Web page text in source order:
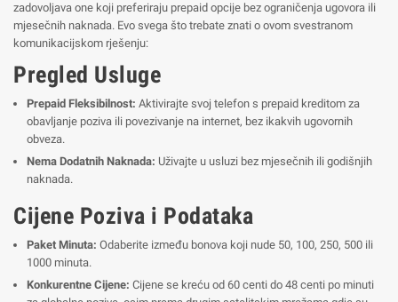
zadovoljava one koji preferiraju prepaid opcije bez ograničenja ugovora ili
mjesečnih naknada. Evo svega što trebate znati o ovom svestranom
komunikacijskom rješenju:
Pregled Usluge
Prepaid Fleksibilnost: Aktivirajte svoj telefon s prepaid kreditom za
obavljanje poziva ili povezivanje na internet, bez ikakvih ugovornih
obveza.
Nema Dodatnih Naknada: Uživajte u usluzi bez mjesečnih ili godišnjih
naknada.
Cijene Poziva i Podataka
Paket Minuta: Odaberite između bonova koji nude 50, 100, 250, 500 ili
1000 minuta.
Konkurentne Cijene: Cijene se kreću od 60 centi do 48 centi po minuti